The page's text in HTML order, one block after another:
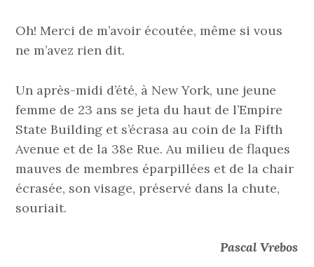
Oh! Merci de m’avoir écoutée, même si vous
ne m’avez rien dit.
Un après-midi d’été, à New York, une jeune
femme de 23 ans se jeta du haut de l’Empire
State Building et s’écrasa au coin de la Fifth
Avenue et de la 38e Rue. Au milieu de flaques
mauves de membres éparpillées et de la chair
écrasée, son visage, préservé dans la chute,
souriait.
Pascal Vrebos